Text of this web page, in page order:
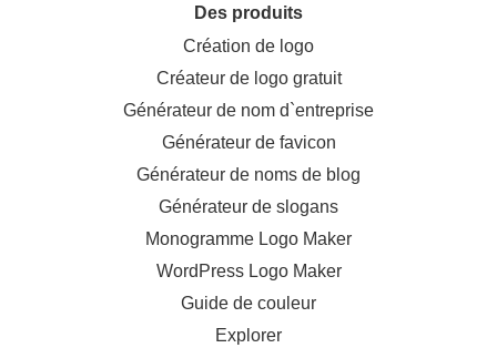
Des produits
Création de logo
Créateur de logo gratuit
Générateur de nom d`entreprise
Générateur de favicon
Générateur de noms de blog
Générateur de slogans
Monogramme Logo Maker
WordPress Logo Maker
Guide de couleur
Explorer